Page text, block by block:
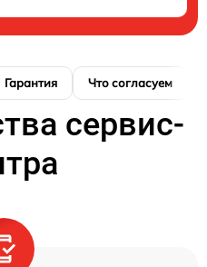
Гарантия Что согласуем
сервис-